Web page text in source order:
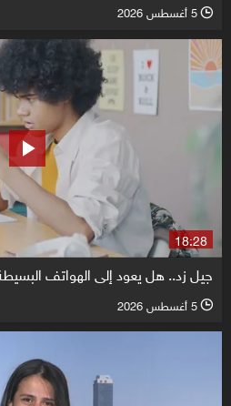
l 5 أغسطس 2026
18:28
جيل زد.. هل يعود إلى الهواتف
l 5 أغسطس 2026